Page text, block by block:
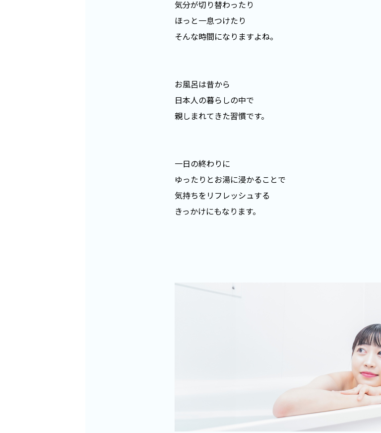
気分が切り替わったり
ほっと一息つけたり
そんな時間になりますよね。
お風呂は昔から
日本人の暮らしの中で
親しまれてきた習慣です。
一日の終わりに
ゆったりとお湯に浸かることで
気持ちをリフレッシュする
きっかけにもなります。